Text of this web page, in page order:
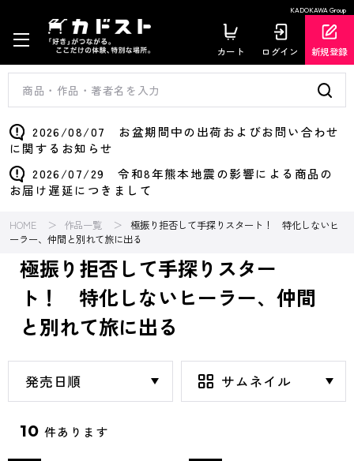
KADOKAWA Group
カート ログイン 新規登録
2026/08/07 お盆期間中の出荷およびお問い合わせ
に関するお知らせ
2026/07/29 令和8年熊本地震の影響による商品の
お届け遅延につきまして
HOME 作品一覧
極振り拒否して手探りスタート！ 特化しないヒ
ーラー、仲間と別れて旅に出る
極振り拒否して手探りスター
ト！ 特化しないヒーラー、仲間
と別れて旅に出る
10 件あります